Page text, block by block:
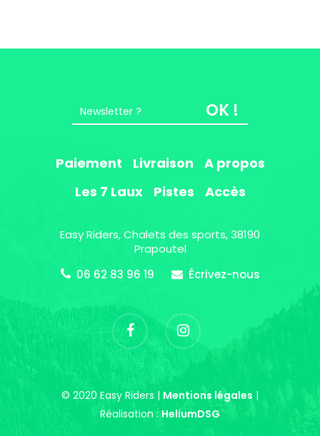
OK !
Paiement Livraison
A propos
Les 7 Laux
Pistes Accès
Easy Riders, Chalets des sports, 38190
Prapoutel
06 62 83 96 19
Écrivez-nous
© 2020 Easy Riders | Mentions légales |
Réalisation : HeliumDSG